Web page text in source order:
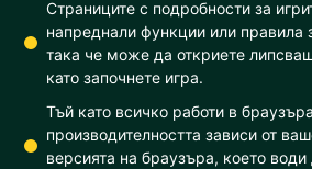
Страниците с подробности за
напреднали функции или правила
така че може да откриете
като започнете игра.
Тъй като всичко работи в
производителността зависи от
версията на браузъра, което